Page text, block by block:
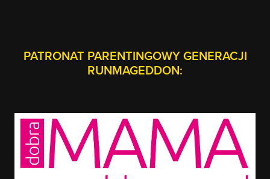
PATRONAT PARENTINGOWY GENERACJI
RUNMAGEDDON: